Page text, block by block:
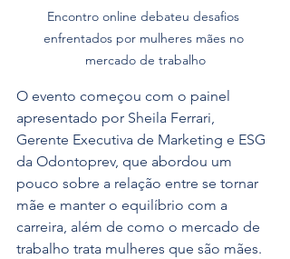
Encontro online debateu desafios
enfrentados por mulheres mães no
mercado de trabalho
O evento começou com o painel
apresentado por Sheila Ferrari,
Gerente Executiva de Marketing e ESG
da Odontoprev, que abordou um
pouco sobre a relação entre se tornar
mãe e manter o equilíbrio com a
carreira, além de como o mercado de
trabalho trata mulheres que são mães.